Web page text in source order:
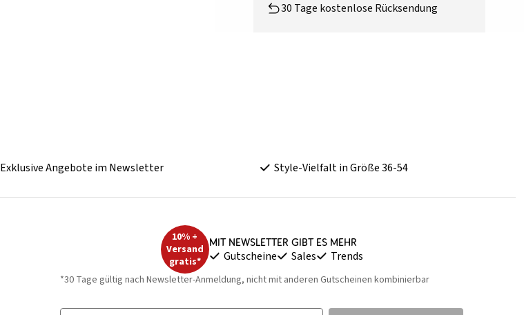
30 Tage kostenlose Rücksendung
Exklusive Angebote im Newsletter Style-Vielfalt in Größe 36-54
10% +
Versand
gratis*
Mit Newsletter gibt es mehr
Gutscheine Sales Trends
*30 Tage gültig nach Newsletter-Anmeldung, nicht mit anderen Gutscheinen kombinierbar